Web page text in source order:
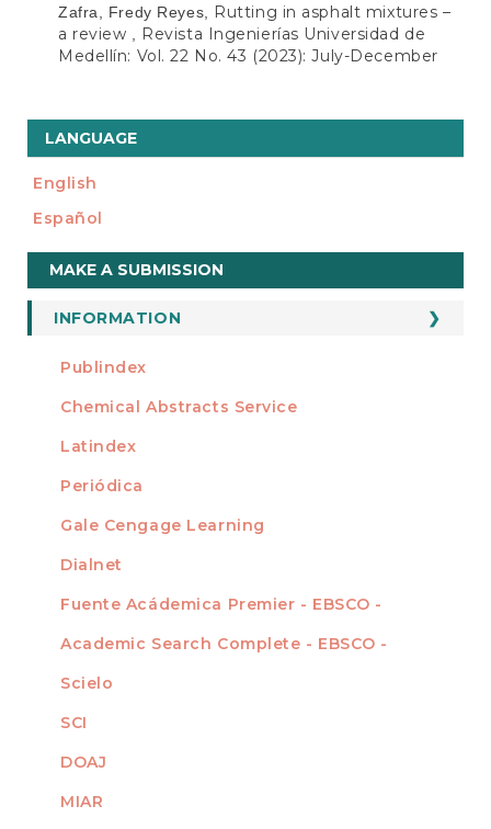
Zafra, Fredy Reyes,
Rutting in asphalt mixtures –
a review
Revista Ingenierías Universidad de
Medellín: Vol. 22 No. 43 (2023): July-December
LANGUAGE
English
Español
Make
a
Submission
MAKE A SUBMISSION
INFORMATION
For Readers
For Librarians
INDEXADA EN
Publindex
Chemical Abstracts Service
Latindex
Periódica
Gale Cengage Learning
Dialnet
Fuente Acádemica Premier - EBSCO -
Academic Search Complete - EBSCO -
Scielo
SCI
DOAJ
MIAR